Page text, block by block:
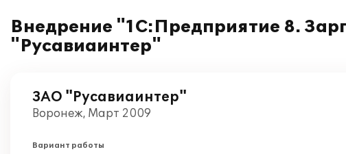
Внедрение "1С:Предприятие 8.
"Русавиаинтер"
ЗАО "Русавиаинтер"
Воронеж, Март 2009
Вариант работы